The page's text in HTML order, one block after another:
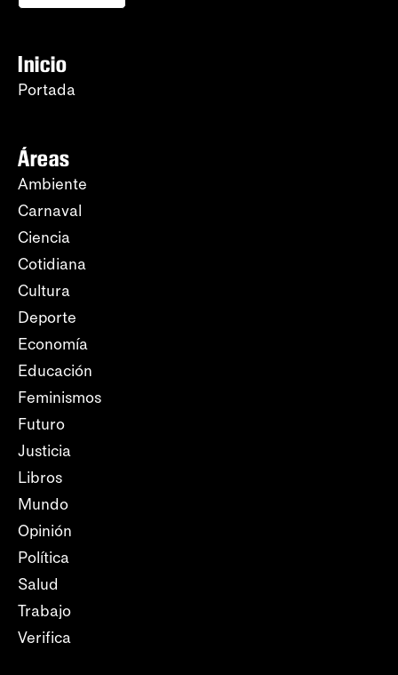
Inicio
Portada
Áreas
Ambiente
Carnaval
Ciencia
Cotidiana
Cultura
Deporte
Economía
Educación
Feminismos
Futuro
Justicia
Libros
Mundo
Opinión
Política
Salud
Trabajo
Verifica